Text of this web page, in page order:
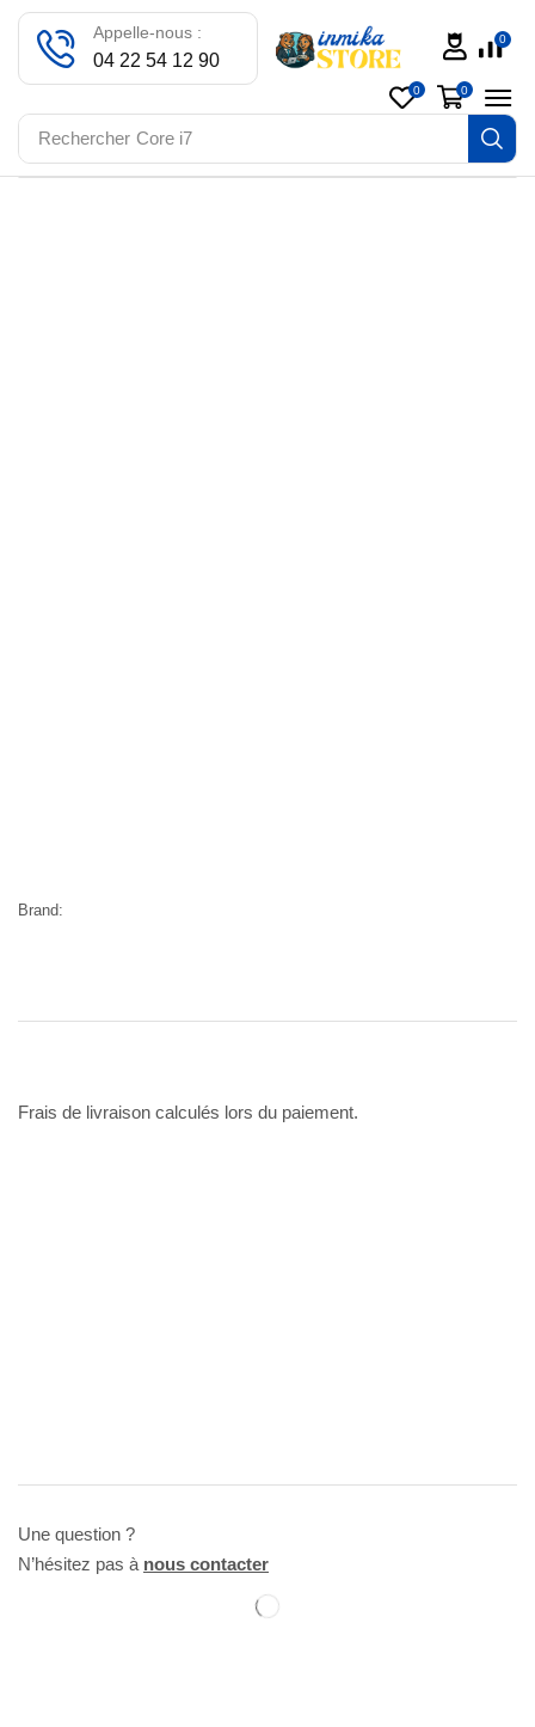
Rechercher Core i7
Appelle-nous :
04 22 54 12 90
0
0 0
Brand:
Frais de livraison calculés lors du paiement.
Une question ?
N’hésitez pas à nous contacter